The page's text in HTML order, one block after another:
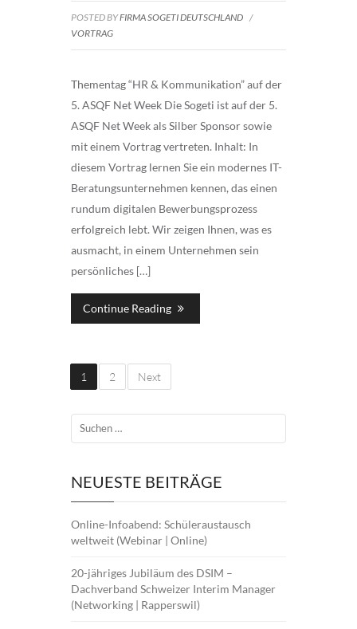
POSTED BYFIRMA SOGETI DEUTSCHLAND /
VORTRAG
Thementag “HR & Kommunikation” auf der
5. ASQF Net Week Die Sogeti ist auf der 5.
ASQF Net Week als Silber Sponsor sowie
mit einem Vortrag vertreten. Inhalt: In
diesem Vortrag lernen Sie ein modernes IT-
Beratungsunternehmen kennen, das einen
rundum digitalen Bewerbungsprozess
erfolgreich lebt. Wir zeigen Ihnen, was es
ausmacht, in einem Unternehmen sein
persönliches […]
Continue Reading
1 2 Next
NEUESTE BEITRÄGE
Online-Infoabend: Schüleraustausch
weltweit (Webinar | Online)
20-jähriges Jubiläum des DSIM –
Dachverband Schweizer Interim Manager
(Networking | Rapperswil)